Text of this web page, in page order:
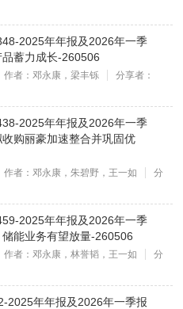
2025年年报及2026年一季
蓄力成长-260506
作者：邓永康，梁丰铄
分享者：
2025年年报及2026年一季
购丽豪加速整合并巩固优
作者：邓永康，朱碧野，王一如
分
2025年年报及2026年一季
能业务有望放量-260506
作者：邓永康，林誉韬，王一如
分
2025年年报及2026年一季报